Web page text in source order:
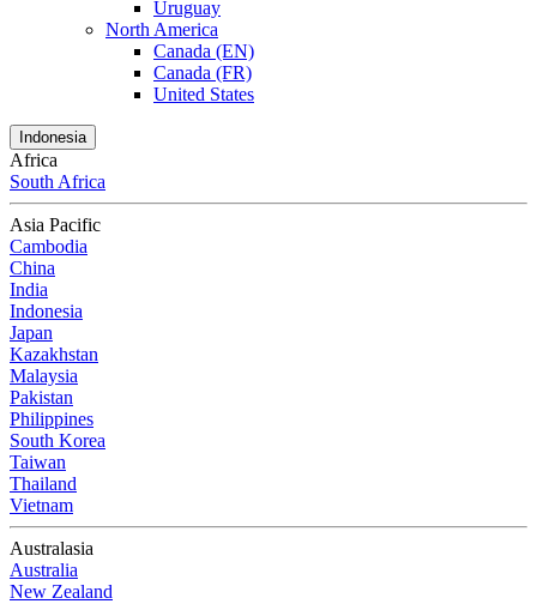
Uruguay
North America
Canada (EN)
Canada (FR)
United States
Indonesia
Africa
South Africa
Asia Pacific
Cambodia
China
India
Indonesia
Japan
Kazakhstan
Malaysia
Pakistan
Philippines
South Korea
Taiwan
Thailand
Vietnam
Australasia
Australia
New Zealand